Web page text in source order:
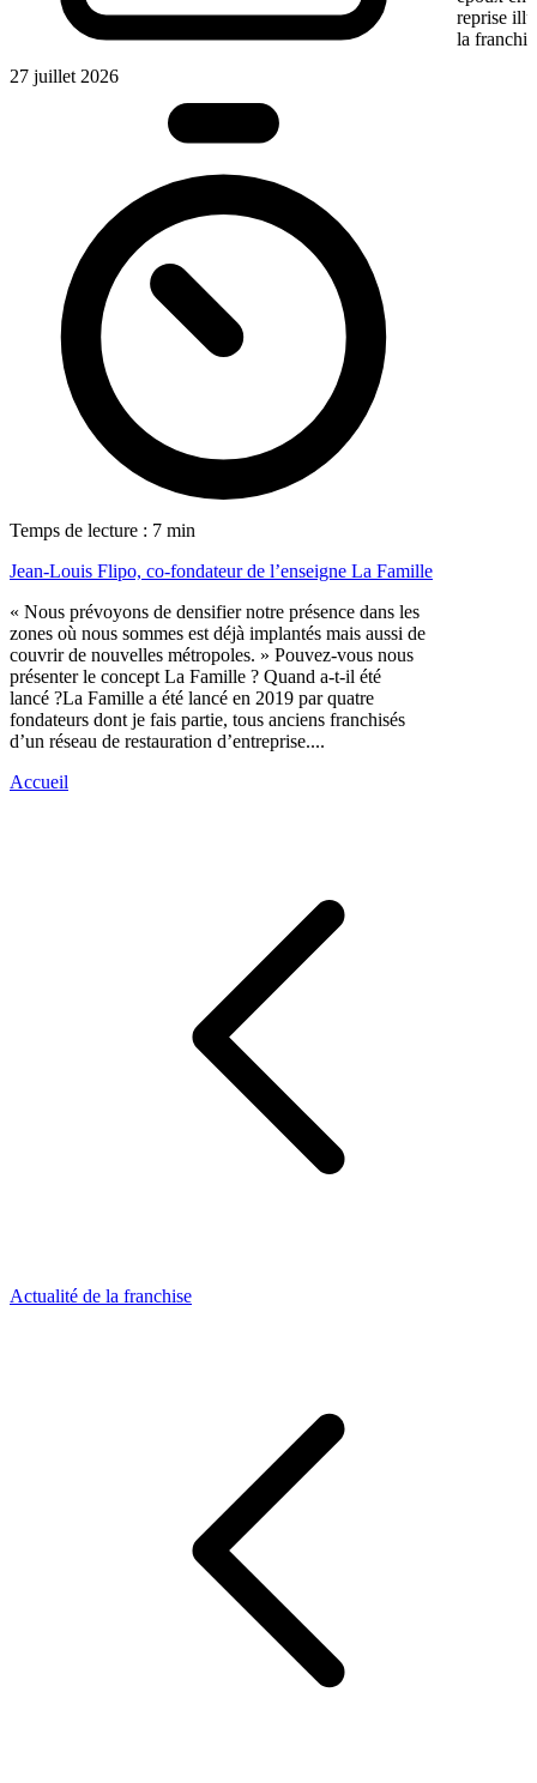
27 juillet 2026
Temps de lecture : 7 min
Jean-Louis Flipo, co-fondateur de l’enseigne La Famille
« Nous prévoyons de densifier notre présence dans les
zones où nous sommes est déjà implantés mais aussi de
couvrir de nouvelles métropoles. » Pouvez-vous nous
présenter le concept La Famille ? Quand a-t-il été
lancé ?La Famille a été lancé en 2019 par quatre
fondateurs dont je fais partie, tous anciens franchisés
d’un réseau de restauration d’entreprise....
reprise
la
Accueil
Actualité de la franchise